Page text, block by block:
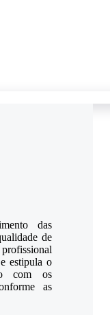
das
de
estipula o
com os
as